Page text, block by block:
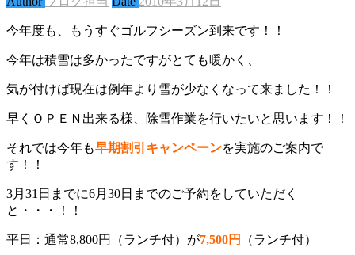
今年度も、もうすぐゴルフシーズン到来です！！
今年は積雪は多かったですがとても暖かく、
気が付けば現在は例年より雪が少なくなって来ました！！
早くＯＰＥＮ出来る様、除雪作業を行いたいと思います！！
それでは今年も早期割引キャンペーンを実施のご案内で
す！！
3月31日までに6月30日までのご予約をしていただく
と・・・！！
平日：通常8,800円（ランチ付）が7,500円 （ランチ付）